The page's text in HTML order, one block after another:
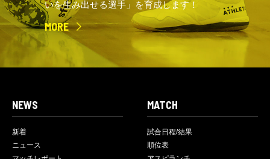
いを生み出せる選手」を育成します！
MORE
NEWS
新着
ニュース
MATCH
試合日程/結果
順位表